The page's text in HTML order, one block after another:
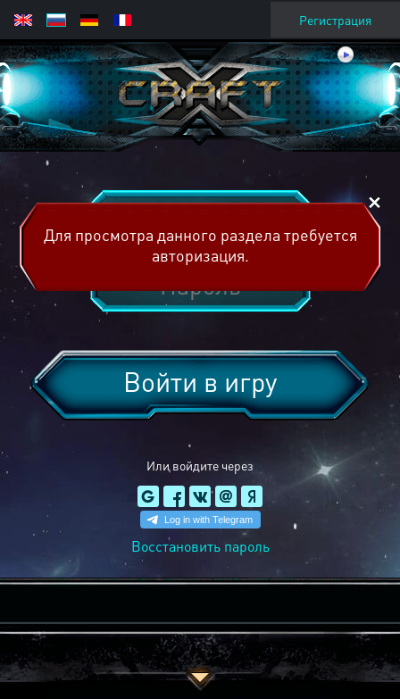
Регистрация
Или войдите через
Войти в игру
Восстановить пароль
Для просмотра данного раздела требуется
авторизация.